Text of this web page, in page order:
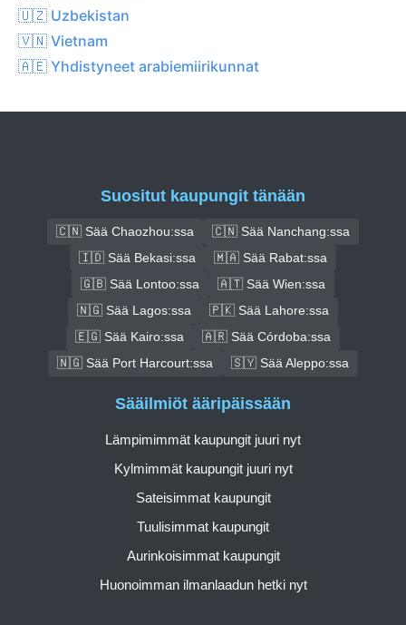
🇺🇿 Uzbekistan
🇻🇳 Vietnam
🇦🇪 Yhdistyneet arabiemiirikunnat
Suositut kaupungit tänään
🇨🇳 Sää Chaozhou:ssa
🇨🇳 Sää Nanchang:ssa
🇮🇩 Sää Bekasi:ssa
🇲🇦 Sää Rabat:ssa
🇬🇧 Sää Lontoo:ssa
🇦🇹 Sää Wien:ssa
🇳🇬 Sää Lagos:ssa
🇵🇰 Sää Lahore:ssa
🇪🇬 Sää Kairo:ssa
🇦🇷 Sää Córdoba:ssa
🇳🇬 Sää Port Harcourt:ssa
🇸🇾 Sää Aleppo:ssa
Sääilmiöt ääripäissään
Lämpimimmät kaupungit juuri nyt
Kylmimmät kaupungit juuri nyt
Sateisimmat kaupungit
Tuulisimmat kaupungit
Aurinkoisimmat kaupungit
Huonoimman ilmanlaadun hetki nyt